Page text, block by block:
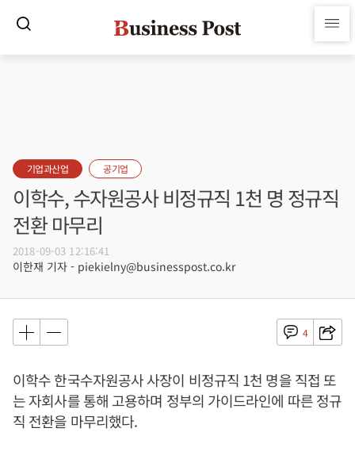
기업과산업 공기업
이학수, 수자원공사 비정규직 1천 명 정규직
전환 마무리
2018-09-03 12:16:41
이한재 기자 - piekielny@businesspost.co.kr
4
이학수 한국수자원공사 사장이 비정규직 1천 명을 직접 또
는 자회사를 통해 고용하며 정부의 가이드라인에 따른 정규
직 전환을 마무리했다.